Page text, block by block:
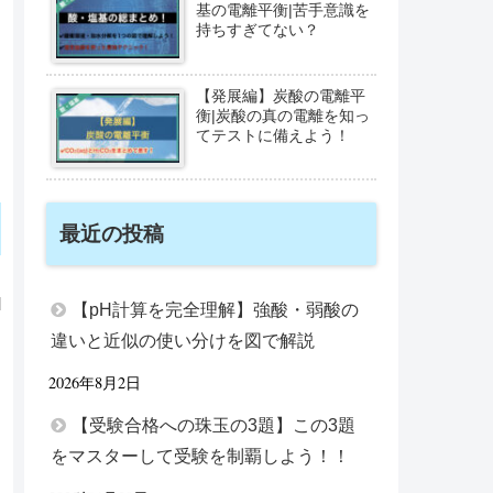
基の電離平衡|苦手意識を
持ちすぎてない？
【発展編】炭酸の電離平
衡|炭酸の真の電離を知っ
てテストに備えよう！
最近の投稿
【pH計算を完全理解】強酸・弱酸の
違いと近似の使い分けを図で解説
2026年8月2日
【受験合格への珠玉の3題】この3題
をマスターして受験を制覇しよう！！